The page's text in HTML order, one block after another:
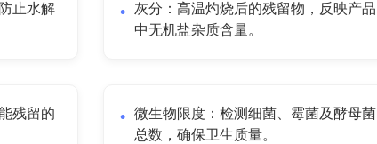
止水解
灰分：高温灼烧后的残留物，反映产品
中无机盐杂质含量。
残留的
微生物限度：检测细菌、霉菌及酵母菌
总数，确保卫生质量。